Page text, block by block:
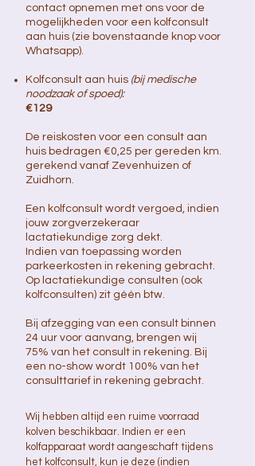
contact opnemen met ons voor de
mogelijkheden voor een kolfconsult
aan huis (zie bovenstaande knop voor
Whatsapp).
Kolfconsult aan huis (bij medische
noodzaak of spoed):
€129
De reiskosten voor een consult aan
huis bedragen €0,25 per gereden km.
gerekend vanaf Zevenhuizen of
Zuidhorn.
Een kolfconsult wordt vergoed, indien
jouw zorgverzekeraar
lactatiekundige zorg dekt.
Indien van toepassing worden
parkeerkosten in rekening gebracht.
Op lactatiekundige consulten (ook
kolfconsulten) zit géén btw.​
Bij afzegging van een consult binnen
24 uur voor aanvang, brengen wij
75% van het consult in rekening. Bij
een no-show wordt 100% van het
consulttarief in rekening gebracht.
Wij hebben altijd een ruime voorraad
kolven beschikbaar. Indien er een
kolfapparaat wordt aangeschaft tijdens
het kolfconsult, kun je deze (indien